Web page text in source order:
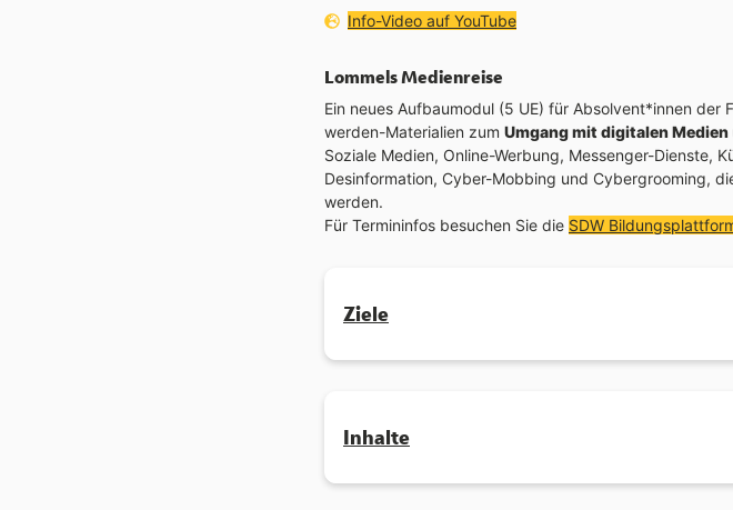
Externer Link:
Info-Video auf YouTube(öffnet in neuem Fenster)
Lommels Medienreise
Ein neues Aufbaumodul (5 UE) für Absolvent*innen
werden-Materialien zum Umgang mit digitalen Medien
Soziale Medien, Online-Werbung, Messenger-Dienste,
Desinformation, Cyber-Mobbing und Cybergrooming,
werden.
Für Termininfos besuchen Sie die SDW
Ziele
Inhalte